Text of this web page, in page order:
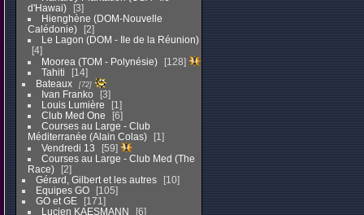
d'Hawai)
3
Hienghène (DOM-Nouvelle
Calédonie)
2
Le Lagon (DOM - Ile de la Réunion)
4
Moorea (TOM - Polynésie)
128
Tahiti
14
Bateaux
72
Ivan Franko
3
Louis Lumière
1
Club Med One
6
Courses au Large - Club
Méditerranée (Alain Colas)
1
Vendredi 13
59
Courses au Large - Club Med (The
Race)
2
Gérard, Gilbert et les autres
10
Equipes GO
105
GO et GE
171
Lucien KAESMANN
6